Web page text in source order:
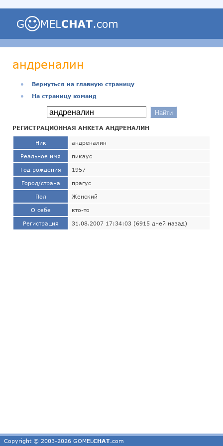
андреналин
●
Вернуться на главную страницу
●
На страницу команд
РЕГИСТРАЦИОННАЯ АНКЕТА АНДРЕНАЛИН
Ник андреналин
Реальное имя пикаус
Год рождения 1957
Город/страна прагус
Пол Женский
О себе кто-то
Регистрация 31.08.2007 17:34:03 (6915 дней назад)
Copyright © 2003-2026 GOMEL CHAT.com